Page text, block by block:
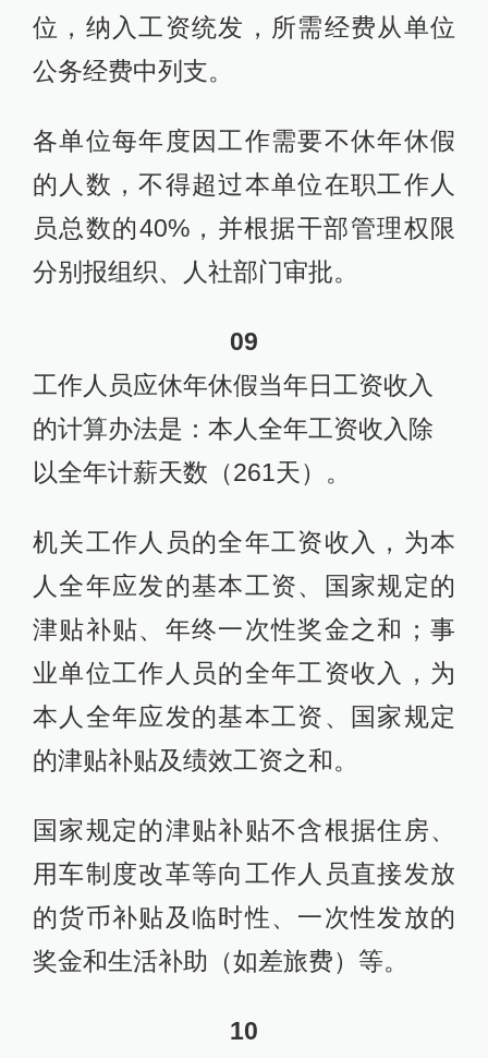
位，纳入工资统发，所需经费从单位
公务经费中列支。
各单位每年度因工作需要不休年休假
的人数，不得超过本单位在职工作人
员总数的40%，并根据干部管理权限
分别报组织、人社部门审批。
09
工作人员应休年休假当年日工资收入
的计算办法是：本人全年工资收入除
以全年计薪天数（261天）。
机关工作人员的全年工资收入，为本
人全年应发的基本工资、国家规定的
津贴补贴、年终一次性奖金之和；事
业单位工作人员的全年工资收入，为
本人全年应发的基本工资、国家规定
的津贴补贴及绩效工资之和。
国家规定的津贴补贴不含根据住房、
用车制度改革等向工作人员直接发放
的货币补贴及临时性、一次性发放的
奖金和生活补助（如差旅费）等。
10